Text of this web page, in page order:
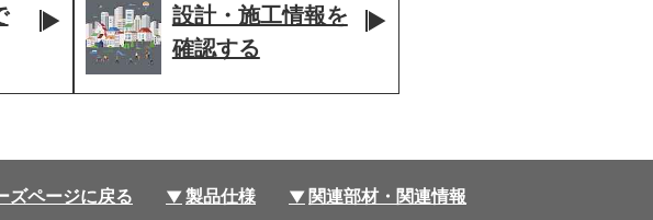
設計・施工情報を
確認する
ズページに戻る 製品仕様 関連部材・関連情報